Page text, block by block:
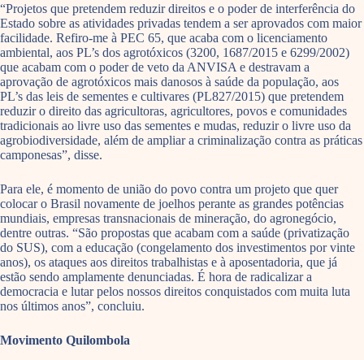
“Projetos que pretendem reduzir direitos e o poder de interferência do
Estado sobre as atividades privadas tendem a ser aprovados com maior
facilidade. Refiro-me à PEC 65, que acaba com o licenciamento
ambiental, aos PL’s dos agrotóxicos (3200, 1687/2015 e 6299/2002)
que acabam com o poder de veto da ANVISA e destravam a
aprovação de agrotóxicos mais danosos à saúde da população, aos
PL’s das leis de sementes e cultivares (PL827/2015) que pretendem
reduzir o direito das agricultoras, agricultores, povos e comunidades
tradicionais ao livre uso das sementes e mudas, reduzir o livre uso da
agrobiodiversidade, além de ampliar a criminalização contra as práticas
camponesas”, disse.
Para ele, é momento de união do povo contra um projeto que quer
colocar o Brasil novamente de joelhos perante as grandes potências
mundiais, empresas transnacionais de mineração, do agronegócio,
dentre outras. “São propostas que acabam com a saúde (privatização
do SUS), com a educação (congelamento dos investimentos por vinte
anos), os ataques aos direitos trabalhistas e à aposentadoria, que já
estão sendo amplamente denunciadas. É hora de radicalizar a
democracia e lutar pelos nossos direitos conquistados com muita luta
nos últimos anos”, concluiu.
Movimento Quilombola